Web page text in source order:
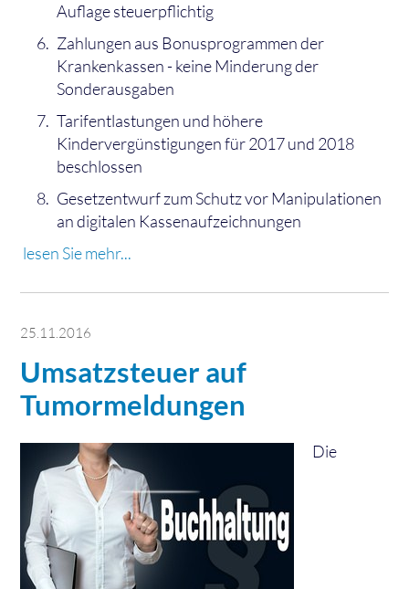
Auflage steuerpflichtig
Zahlungen aus Bonusprogrammen der
Krankenkassen - keine Minderung der
Sonderausgaben
Tarifentlastungen und höhere
Kindervergünstigungen für 2017 und 2018
beschlossen
Gesetzentwurf zum Schutz vor Manipulationen
an digitalen Kassenaufzeichnungen
lesen Sie mehr...
25.11.2016
Umsatzsteuer auf
Tumormeldungen
Die